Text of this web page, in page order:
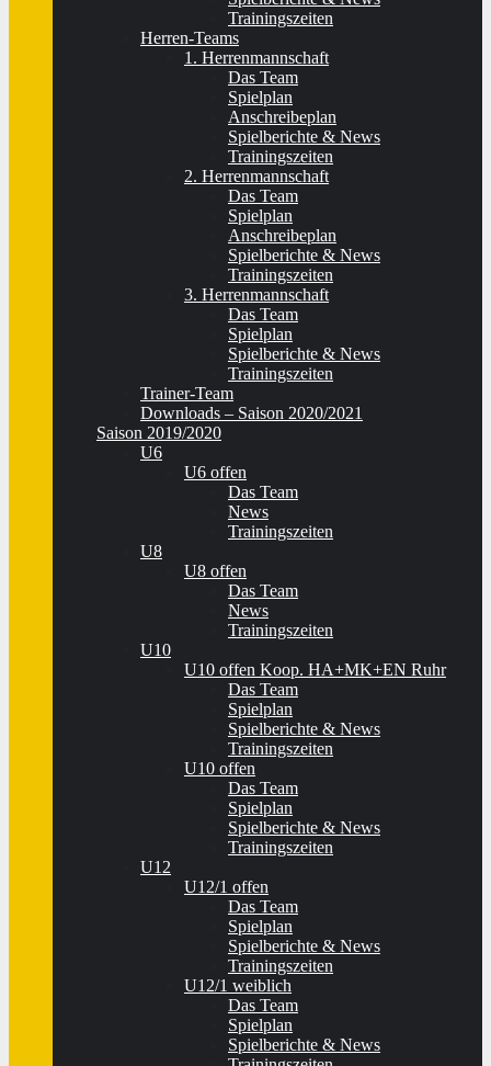
Trainingszeiten
Herren-Teams
1. Herrenmannschaft
Das Team
Spielplan
Anschreibeplan
Spielberichte & News
Trainingszeiten
2. Herrenmannschaft
Das Team
Spielplan
Anschreibeplan
Spielberichte & News
Trainingszeiten
3. Herrenmannschaft
Das Team
Spielplan
Spielberichte & News
Trainingszeiten
Trainer-Team
Downloads – Saison 2020/2021
Saison 2019/2020
U6
U6 offen
Das Team
News
Trainingszeiten
U8
U8 offen
Das Team
News
Trainingszeiten
U10
U10 offen Koop. HA+MK+EN Ruhr
Das Team
Spielplan
Spielberichte & News
Trainingszeiten
U10 offen
Das Team
Spielplan
Spielberichte & News
Trainingszeiten
U12
U12/1 offen
Das Team
Spielplan
Spielberichte & News
Trainingszeiten
U12/1 weiblich
Das Team
Spielplan
Spielberichte & News